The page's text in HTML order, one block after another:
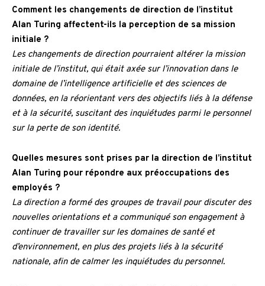
Comment les changements de direction de l’institut
Alan Turing affectent-ils la perception de sa mission
initiale ?
Les changements de direction pourraient altérer la mission
initiale de l’institut, qui était axée sur l’innovation dans le
domaine de l’intelligence artificielle et des sciences de
données, en la réorientant vers des objectifs liés à la défense
et à la sécurité, suscitant des inquiétudes parmi le personnel
sur la perte de son identité.
Quelles mesures sont prises par la direction de l’institut
Alan Turing pour répondre aux préoccupations des
employés ?
La direction a formé des groupes de travail pour discuter des
nouvelles orientations et a communiqué son engagement à
continuer de travailler sur les domaines de santé et
d’environnement, en plus des projets liés à la sécurité
nationale, afin de calmer les inquiétudes du personnel.